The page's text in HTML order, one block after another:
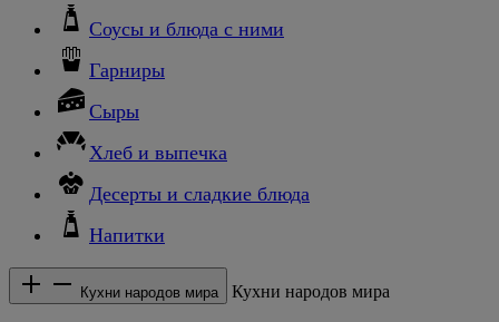
Соусы и блюда с ними
Гарниры
Сыры
Хлеб и выпечка
Десерты и сладкие блюда
Напитки
Кухни народов мира Кухни народов мира